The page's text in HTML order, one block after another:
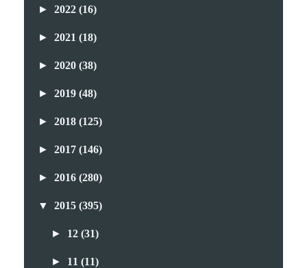
► 2022 (16)
► 2021 (18)
► 2020 (38)
► 2019 (48)
► 2018 (125)
► 2017 (146)
► 2016 (280)
▼ 2015 (395)
► 12(31)
► 11(11)